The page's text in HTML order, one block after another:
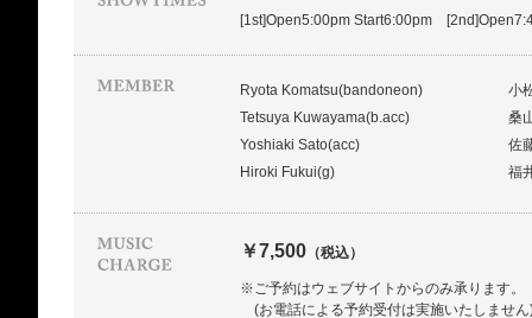
[1st]Open5:00pm Start6:00pm
Ryota Komatsu(bandoneon)
小
Tetsuya Kuwayama(b.acc)
桑
Yoshiaki Sato(acc)
佐
Hiroki Fukui(g)
福
￥7,500 （税込）
※ご予約はウェブサイトからのみ承ります。
(お電話による予約受付は実施いたしません